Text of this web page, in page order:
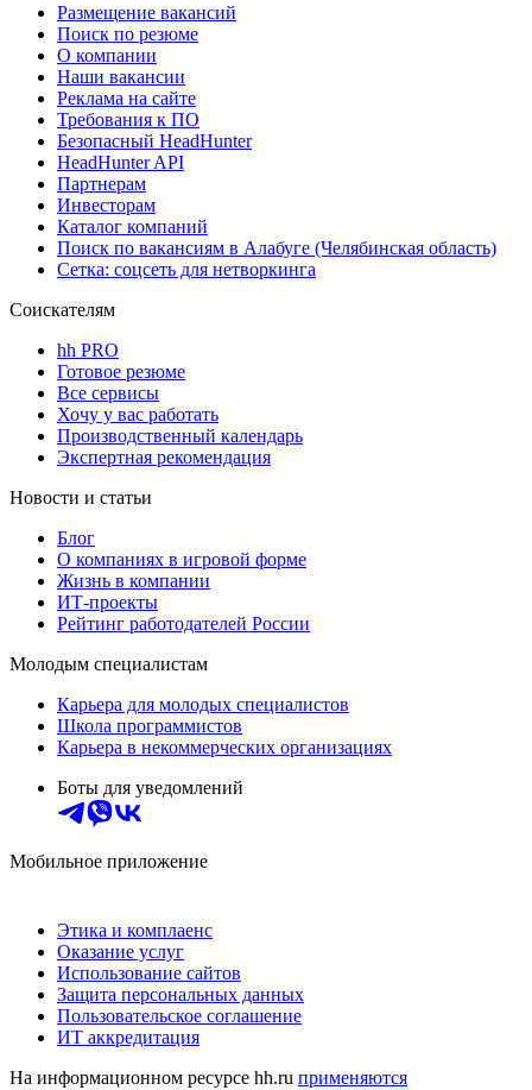
Размещение вакансий
Поиск по резюме
О компании
Наши вакансии
Реклама на сайте
Требования к ПО
Безопасный HeadHunter
HeadHunter API
Партнерам
Инвесторам
Каталог компаний
Поиск по вакансиям в Алабуге (Челябинская область)
Сетка: соцсеть для нетворкинга
Соискателям
hh PRO
Готовое резюме
Все сервисы
Хочу у вас работать
Производственный календарь
Экспертная рекомендация
Новости и статьи
Блог
О компаниях в игровой форме
Жизнь в компании
ИТ-проекты
Рейтинг работодателей России
Молодым специалистам
Карьера для молодых специалистов
Школа программистов
Карьера в некоммерческих организациях
Боты для уведомлений
Мобильное приложение
Этика и комплаенс
Оказание услуг
Использование сайтов
Защита персональных данных
Пользовательское соглашение
ИТ аккредитация
На информационном ресурсе hh.ru применяются